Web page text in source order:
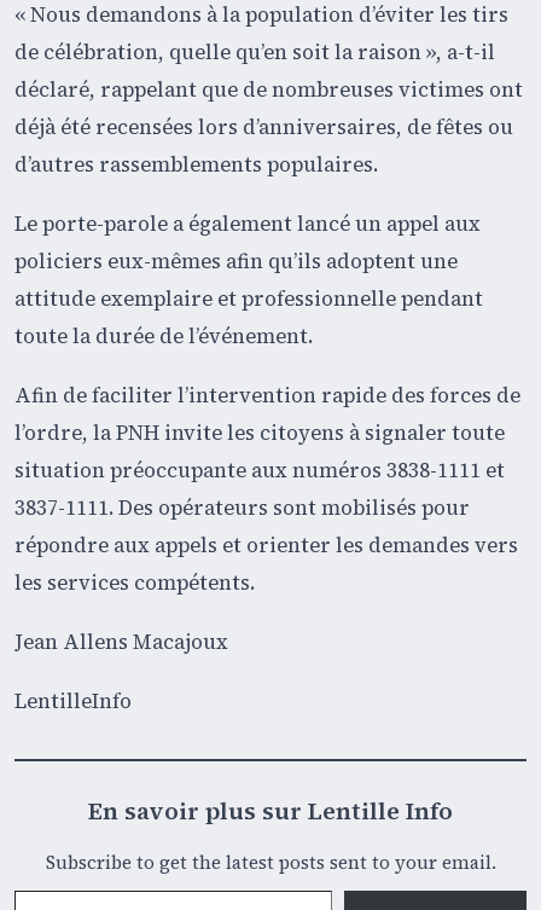
« Nous demandons à la population d’éviter les tirs
de célébration, quelle qu’en soit la raison », a-t-il
déclaré, rappelant que de nombreuses victimes ont
déjà été recensées lors d’anniversaires, de fêtes ou
d’autres rassemblements populaires.
Le porte-parole a également lancé un appel aux
policiers eux-mêmes afin qu’ils adoptent une
attitude exemplaire et professionnelle pendant
toute la durée de l’événement.
Afin de faciliter l’intervention rapide des forces de
l’ordre, la PNH invite les citoyens à signaler toute
situation préoccupante aux numéros 3838-1111 et
3837-1111. Des opérateurs sont mobilisés pour
répondre aux appels et orienter les demandes vers
les services compétents.
Jean Allens Macajoux
LentilleInfo
En savoir plus sur Lentille Info
Subscribe to get the latest posts sent to your email.
Saisissez votre adresse e-mail…